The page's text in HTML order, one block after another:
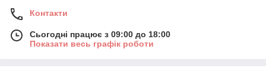
Контакти
Сьогодні працює з 09:00 до 18:00
Показати весь графік роботи